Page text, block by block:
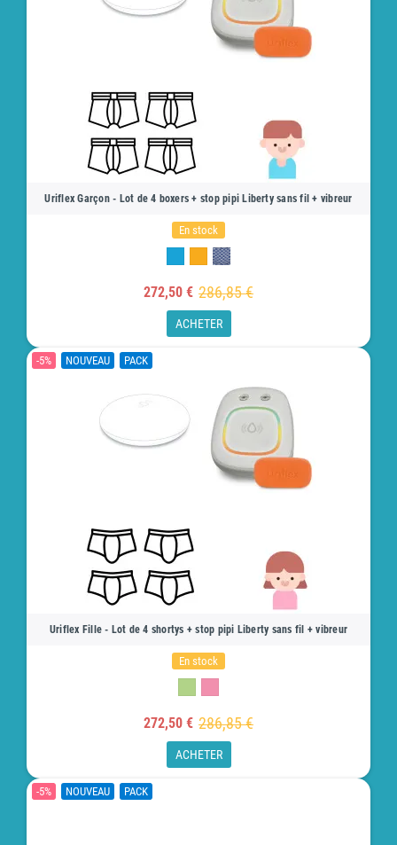
Uriflex Garçon - Lot de 4 boxers + stop pipi Liberty sans fil + vibreur
En stock
272,50 € 286,85 €
ACHETER
-5% NOUVEAU PACK
Uriflex Fille - Lot de 4 shortys + stop pipi Liberty sans fil + vibreur
En stock
272,50 € 286,85 €
ACHETER
-5% NOUVEAU PACK